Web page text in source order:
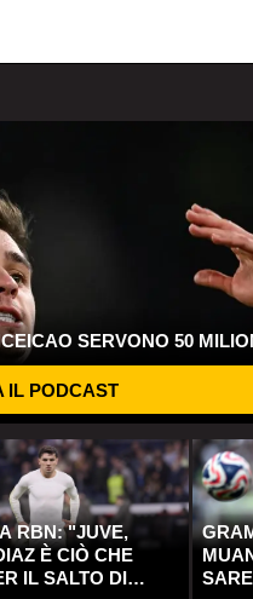
SERVONO 50
IL PODCAST
RBN: "JUVE,
È CIÒ CHE
IL SALTO DI